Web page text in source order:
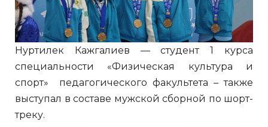
Нуртилек Кажгалиев — студент 1 курса
специальности «Физическая культура и
спорт» педагогического факультета – также
выступал в составе мужской сборной по шорт-
треку.